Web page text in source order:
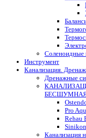
Соленоидные
Инструмент
Канализация.
Дренажные
Pro
Rehau